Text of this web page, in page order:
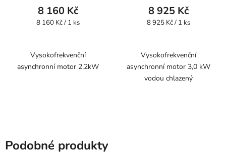
8 160 Kč
Měrná
8 160 Kč / 1 ks
Vysokofrekvenční
asynchronní motor 2,2kW
8 925 Kč
Měrná
8 925 Kč / 1 ks
Vysokofrekvenční
asynchronní motor 3,0 kW
vodou chlazený
Podobné produkty